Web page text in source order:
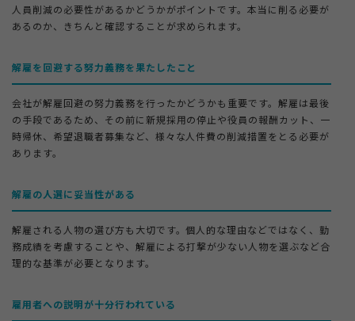
人員削減の必要性があるかどうかがポイントです。本当に削る必要が
あるのか、きちんと確認することが求められます。
解雇を回避する努力義務を果たしたこと
会社が解雇回避の努力義務を行ったかどうかも重要です。解雇は最後
の手段であるため、その前に新規採用の停止や役員の報酬カット、一
時帰休、希望退職者募集など、様々な人件費の削減措置をとる必要が
あります。
解雇の人選に妥当性がある
解雇される人物の選び方も大切です。個人的な理由などではなく、勤
務成績を考慮することや、解雇による打撃が少ない人物を選ぶなど合
理的な基準が必要となります。
雇用者への説明が十分行われている